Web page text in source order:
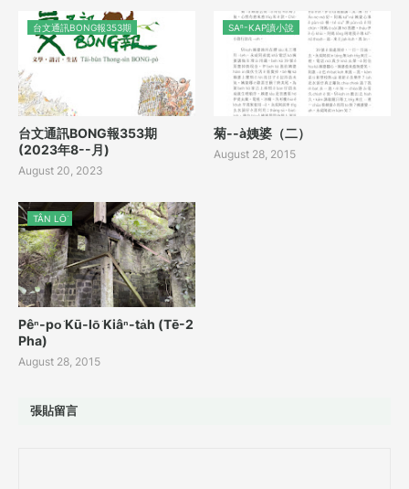
台文通訊BONG報353期
台文通訊BONG報353期
(2023年8--月)
August 20, 2023
SAⁿ-KAP讀小說
菊--à姨婆（二）
August 28, 2015
TÂN LŌ͘
Pêⁿ-po͘ Kū-lō͘ Kiâⁿ-ta̍h (Tē-2
Pha)
August 28, 2015
張貼留言